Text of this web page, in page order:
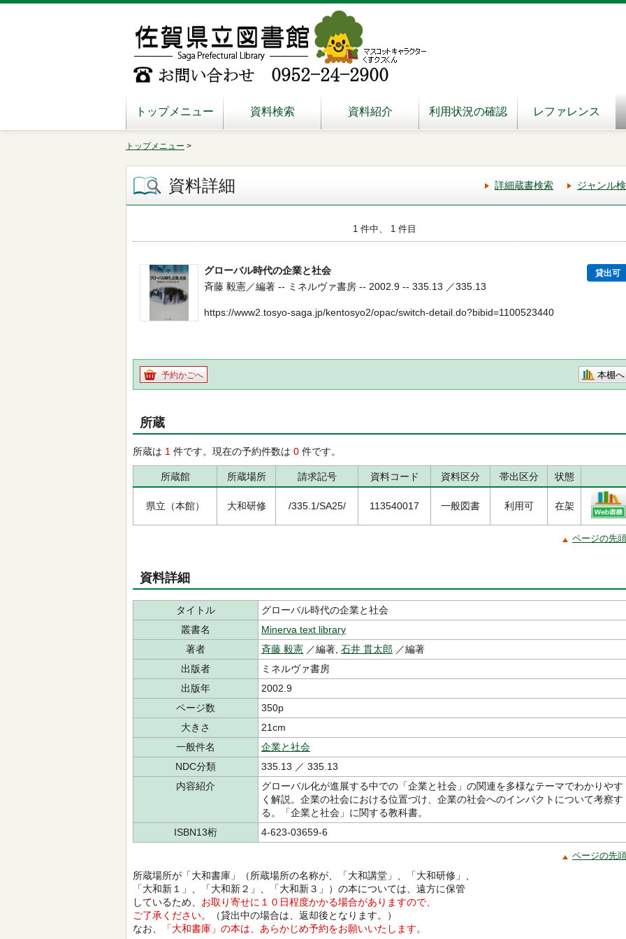
トップメニュー 資料検索 資料紹介 利用状況の確認 レファレンス
トップメニュー >
資料詳細 詳細蔵書検索 ジャンル
1 件中、 1 件目
グローバル時代の企業と社会 貸出可
斉藤 毅憲／編著 -- ミネルヴァ書房 -- 2002.9 -- 335.13 ／335.13
https://www2.tosyo-saga.jp/kentosyo2/opac/switch-detail.do?bibid=1100523440
予約かごへ 本棚へ
所蔵
所蔵は 1 件です。現在の予約件数は 0 件です。
所蔵館 所蔵場所 請求記号 資料コード 資料区分 帯出区分 状態
県立（本館） 大和研修 /335.1/SA25/ 113540017 一般図書 利用可 在架
ページの先
資料詳細
タイトル
グローバル時代の企業と社会
叢書名
Minerva text library
著者
斉藤 毅憲 ／編著, 石井 貫太郎 ／編著
出版者
ミネルヴァ書房
出版年
2002.9
ページ数
350p
大きさ
21cm
一般件名
企業と社会
NDC分類
335.13 ／ 335.13
内容紹介
グローバル化が進展する中での「企業と社会」の関連を多様なテーマでわかりやす
く解説。企業の社会における位置づけ、企業の社会へのインパクトについて考察す
る。「企業と社会」に関する教科書。
ISBN13桁
4-623-03659-6
ページの先
所蔵場所が「大和書庫」（所蔵場所の名称が、「大和講堂」、「大和研修」、
「大和新１」、「大和新２」、「大和新３」）の本については、遠方に保管
しているため、 お取り寄せに１０日程度かかる場合がありますので、
ご了承ください。
（貸出中の場合は、返却後となります。）
なお、
「大和書庫」の本は、あらかじめ予約をお願いいたします。